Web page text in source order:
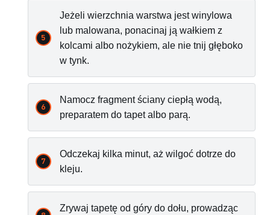
Jeżeli wierzchnia warstwa jest winylowa
lub malowana, ponacinaj ją wałkiem z
kolcami albo nożykiem, ale nie tnij głęboko
w tynk.
Namocz fragment ściany ciepłą wodą,
preparatem do tapet albo parą.
Odczekaj kilka minut, aż wilgoć dotrze do
kleju.
Zrywaj tapetę od góry do dołu, prowadząc